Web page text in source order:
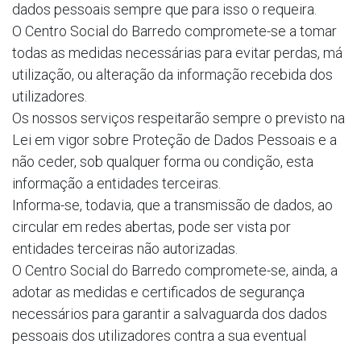
dados pessoais sempre que para isso o requeira.
O Centro Social do Barredo compromete-se a tomar
todas as medidas necessárias para evitar perdas, má
utilização, ou alteração da informação recebida dos
utilizadores.
Os nossos serviços respeitarão sempre o previsto na
Lei em vigor sobre Proteção de Dados Pessoais e a
não ceder, sob qualquer forma ou condição, esta
informação a entidades terceiras.
Informa-se, todavia, que a transmissão de dados, ao
circular em redes abertas, pode ser vista por
entidades terceiras não autorizadas.
O Centro Social do Barredo compromete-se, ainda, a
adotar as medidas e certificados de segurança
necessários para garantir a salvaguarda dos dados
pessoais dos utilizadores contra a sua eventual